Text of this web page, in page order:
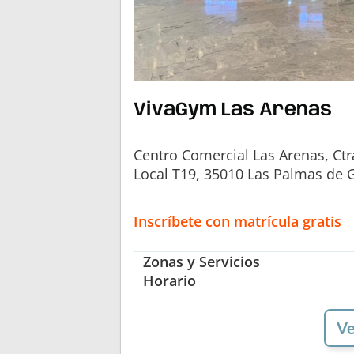
VivaGym Las Arenas
Centro Comercial Las Arenas,
Local T19, 35010 Las Palmas de
Inscríbete con matrícula gratis
Zonas y Servicios
Horario